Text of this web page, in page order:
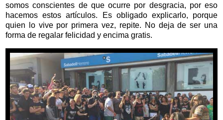
somos conscientes de que ocurre por desgracia, por eso
hacemos estos artículos. Es obligado explicarlo, porque
quien lo vive por primera vez, repite. No deja de ser una
forma de regalar felicidad y encima gratis.